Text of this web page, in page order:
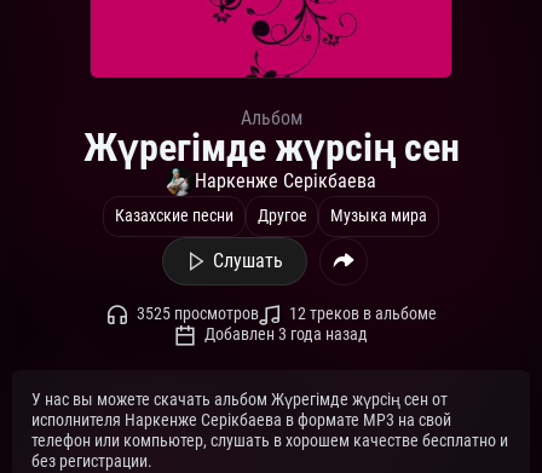
Альбом
Жүрегімде жүрсің сен
Наркенже Серікбаева
Казахские песни Другое Музыка мира
Слушать
3525 просмотров
12 треков в альбоме
Добавлен 3 года назад
У нас вы можете скачать альбом Жүрегімде жүрсің сен от
исполнителя Наркенже Серікбаева в формате MP3 на свой
телефон или компьютер, слушать в хорошем качестве бесплатно и
без регистрации.